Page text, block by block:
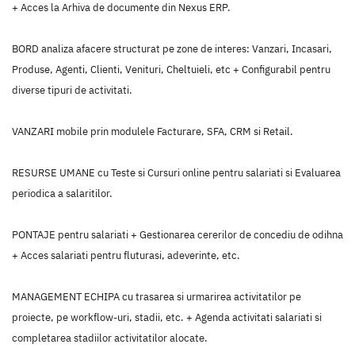
+ Acces la Arhiva de documente din Nexus ERP.
BORD analiza afacere structurat pe zone de interes: Vanzari, Incasari,
Produse, Agenti, Clienti, Venituri, Cheltuieli, etc + Configurabil pentru
diverse tipuri de activitati.
VANZARI mobile prin modulele Facturare, SFA, CRM si Retail.
RESURSE UMANE cu Teste si Cursuri online pentru salariati si Evaluarea
periodica a salaritilor.
PONTAJE pentru salariati + Gestionarea cererilor de concediu de odihna
+ Acces salariati pentru fluturasi, adeverinte, etc.
MANAGEMENT ECHIPA cu trasarea si urmarirea activitatilor pe
proiecte, pe workflow-uri, stadii, etc. + Agenda activitati salariati si
completarea stadiilor activitatilor alocate.